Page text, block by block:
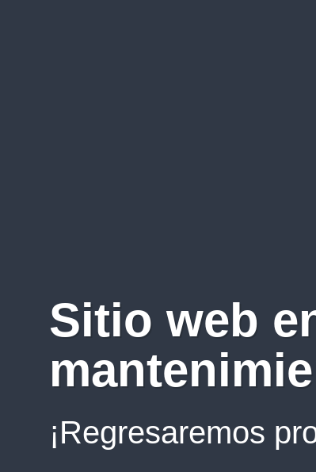
Sitio web
¡Regresaremos